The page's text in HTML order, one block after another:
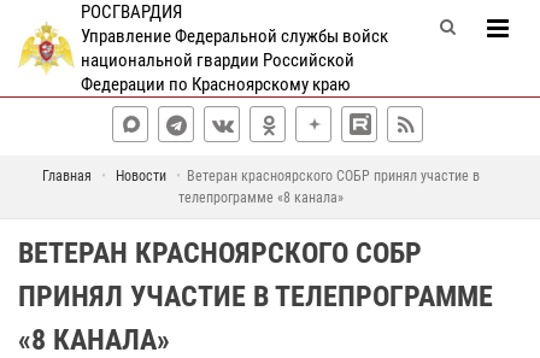
РОСГВАРДИЯ
Управление Федеральной службы войск
национальной гвардии Российской
Федерации по Красноярскому краю
Главная Новости
Ветеран красноярского СОБР принял участие в
телепрограмме «8 канала»
ВЕТЕРАН КРАСНОЯРСКОГО СОБР
ПРИНЯЛ УЧАСТИЕ В ТЕЛЕПРОГРАММЕ
«8 КАНАЛА»